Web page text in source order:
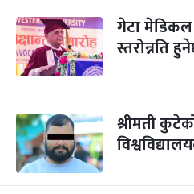
गेटा मेडिकल
स्तरोन्नति
श्रीमती